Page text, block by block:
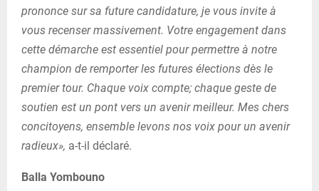
prononce sur sa future candidature, je vous invite à
vous recenser massivement. Votre engagement dans
cette démarche est essentiel pour permettre à notre
champion de remporter les futures élections dès le
premier tour. Chaque voix compte; chaque geste de
soutien est un pont vers un avenir meilleur. Mes chers
concitoyens, ensemble levons nos voix pour un avenir
radieux», a-t-il déclaré.
Balla Yombouno